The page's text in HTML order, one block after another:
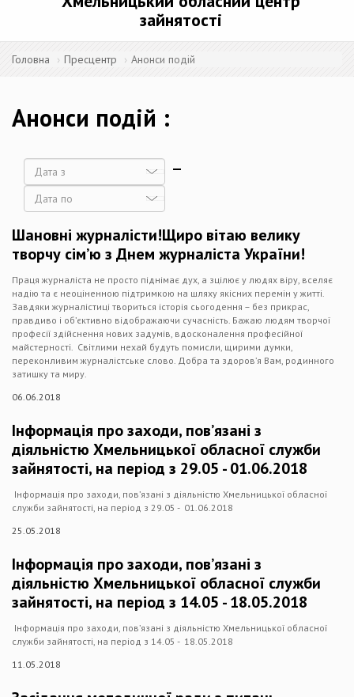
зайнятості
Головна Пресцентр Анонси подій
Анонси подій
Дата
Шановні журналісти!Щиро вітаю велику
творчу сім’ю з Днем журналіста України!
Праця журналіста не просто піднімає дух, а зцілює у людях віру, вселяє
надію та є неоціненною підтримкою на шляху якісних перемін у житті.
Завдяки журналістиці твориться історія сьогодення – без прикрас,
правдиво і об’єктивно відображаючи сучасність. Бажаю людям творчої
професії здійснення нових задумів, вдосконалення професійної
майстерності. Світлими нехай будуть помисли, щирими думки,
переконливим журналістське слово. Добра та здоров’я Вам, родинного
затишку та миру.
06.06.2018
Інформація про заходи, пов’язані з
діяльністю Хмельницької обласної служби
зайнятості, на період з 29.05 - 01.06.2018
Інформація про заходи, пов’язані з діяльністю Хмельницької обласної
служби зайнятості, на період з 29.05 - 01.06.2018
25.05.2018
Інформація про заходи, пов’язані з
діяльністю Хмельницької обласної служби
зайнятості, на період з 14.05 - 18.05.2018
Інформація про заходи, пов’язані з діяльністю Хмельницької обласної
служби зайнятості, на період з 14.05 - 18.05.2018
11.05.2018